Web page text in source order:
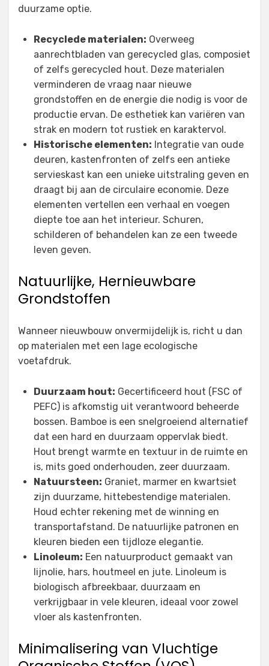
duurzame optie.
Recyclede materialen: Overweeg
aanrechtbladen van gerecycled glas, composiet
of zelfs gerecycled hout. Deze materialen
verminderen de vraag naar nieuwe
grondstoffen en de energie die nodig is voor de
productie ervan. De esthetiek kan variëren van
strak en modern tot rustiek en karaktervol.
Historische elementen: Integratie van oude
deuren, kastenfronten of zelfs een antieke
servieskast kan een unieke uitstraling geven en
draagt bij aan de circulaire economie. Deze
elementen vertellen een verhaal en voegen
diepte toe aan het interieur. Schuren,
schilderen of behandelen kan ze een tweede
leven geven.
Natuurlijke, Hernieuwbare
Grondstoffen
Wanneer nieuwbouw onvermijdelijk is, richt u dan
op materialen met een lage ecologische
voetafdruk.
Duurzaam hout: Gecertificeerd hout (FSC of
PEFC) is afkomstig uit verantwoord beheerde
bossen. Bamboe is een snelgroeiend alternatief
dat een hard en duurzaam oppervlak biedt.
Hout brengt warmte en textuur in de ruimte en
is, mits goed onderhouden, zeer duurzaam.
Natuursteen: Graniet, marmer en kwartsiet
zijn duurzame, hittebestendige materialen.
Houd echter rekening met de winning en
transportafstand. De natuurlijke patronen en
kleuren bieden een tijdloze elegantie.
Linoleum: Een natuurproduct gemaakt van
lijnolie, hars, houtmeel en jute. Linoleum is
biologisch afbreekbaar, duurzaam en
verkrijgbaar in vele kleuren, ideaal voor zowel
vloer als kastenfronten.
Minimalisering van Vluchtige